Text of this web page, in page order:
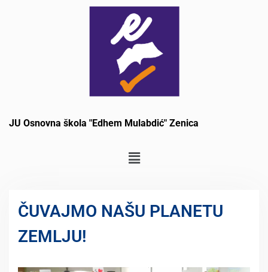
JU Osnovna škola "Edhem Mulabdić" Zenica
ČUVAJMO NAŠU PLANETU
ZEMLJU!